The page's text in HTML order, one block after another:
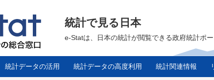
統計で見る日本
e-Statは、日本の統計が閲覧できる政府統計ポ
統計データの活用 統計データの高度利用 統計関連情報